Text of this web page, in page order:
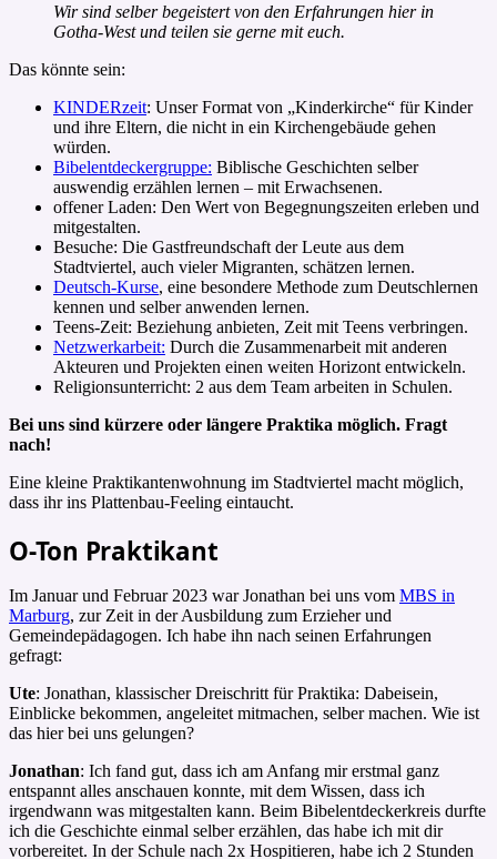
Wir sind selber begeistert von den Erfahrungen hier in
Gotha-West und teilen sie gerne mit euch.
Das könnte sein:
KINDERzeit: Unser Format von „Kinderkirche“ für Kinder
und ihre Eltern, die nicht in ein Kirchengebäude gehen
würden.
Bibelentdeckergruppe: Biblische Geschichten selber
auswendig erzählen lernen – mit Erwachsenen.
offener Laden: Den Wert von Begegnungszeiten erleben und
mitgestalten.
Besuche: Die Gastfreundschaft der Leute aus dem
Stadtviertel, auch vieler Migranten, schätzen lernen.
Deutsch-Kurse, eine besondere Methode zum Deutschlernen
kennen und selber anwenden lernen.
Teens-Zeit: Beziehung anbieten, Zeit mit Teens verbringen.
Netzwerkarbeit: Durch die Zusammenarbeit mit anderen
Akteuren und Projekten einen weiten Horizont entwickeln.
Religionsunterricht: 2 aus dem Team arbeiten in Schulen.
Bei uns sind kürzere oder längere Praktika möglich. Fragt
nach!
Eine kleine Praktikantenwohnung im Stadtviertel macht möglich,
dass ihr ins Plattenbau-Feeling eintaucht.
O-Ton Praktikant
Im Januar und Februar 2023 war Jonathan bei uns vom MBS in
Marburg, zur Zeit in der Ausbildung zum Erzieher und
Gemeindepädagogen. Ich habe ihn nach seinen Erfahrungen
gefragt:
Ute: Jonathan, klassischer Dreischritt für Praktika: Dabeisein,
Einblicke bekommen, angeleitet mitmachen, selber machen. Wie ist
das hier bei uns gelungen?
Jonathan: Ich fand gut, dass ich am Anfang mir erstmal ganz
entspannt alles anschauen konnte, mit dem Wissen, dass ich
irgendwann was mitgestalten kann. Beim Bibelentdeckerkreis durfte
ich die Geschichte einmal selber erzählen, das habe ich mit dir
vorbereitet. In der Schule nach 2x Hospitieren, habe ich 2 Stunden